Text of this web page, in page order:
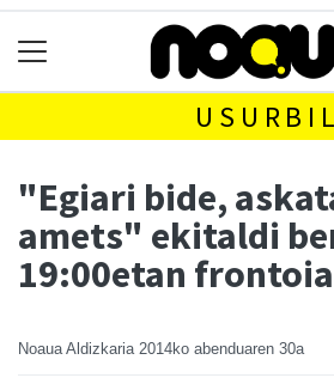
USURBIL
"Egiari bide,
amets" ekitaldi
19:00etan
Noaua Aldizkaria 2014ko abenduaren 30a